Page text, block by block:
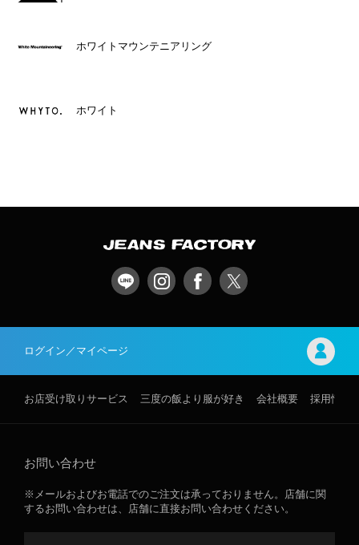
ホワイトマウンテニアリング
ホワイト
ログイン／マイページ
お店受け取りサービス 三度の飯より服が好き 会社概要 採用情報
お問い合わせ
※メールおよびお電話でのご注文は承っておりません。店舗に関
するお問い合わせは、店舗に直接お問い合わせください。